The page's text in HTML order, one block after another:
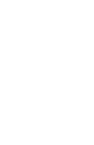
、MP4 等格
寫簡訊的需求，